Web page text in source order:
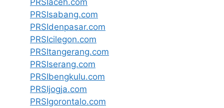
PRSIsabang.com
PRSIdenpasar.com
PRSIcilegon.com
PRSItangerang.com
PRSIserang.com
PRSIbengkulu.com
PRSIjogja.com
PRSIgorontalo.com